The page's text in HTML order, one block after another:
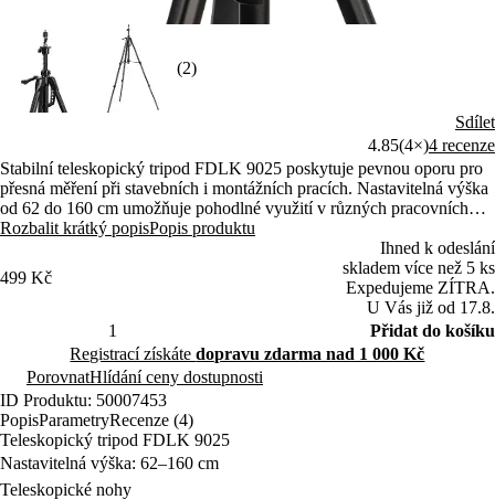
(2)
Sdílet
4.85(4×)4 recenze
Stabilní teleskopický tripod FDLK 9025 poskytuje pevnou oporu pro
přesná měření při stavebních i montážních pracích. Nastavitelná výška
od 62 do 160 cm umožňuje pohodlné využití v různých pracovních
podmínkách. Lehká konstrukce usnadňuje přenášení a nabízí
spolehlivou kompatibilitu s křížovým laserem FDLK 1025.
Rozbalit krátký popisPopis produktu
499 Kč
Ihned k odeslání
skladem více než 5 ks
Expedujeme ZÍTRA.
U Vás již od 17.8.
Přidat do košíku
Registrací získátedopravu zdarma nad 1 000 Kč
PorovnatHlídání ceny dostupnosti
ID Produktu: 50007453
PopisParametryRecenze (4)
Teleskopický tripod FDLK 9025
Nastavitelná výška: 62–160 cm
Teleskopické nohy